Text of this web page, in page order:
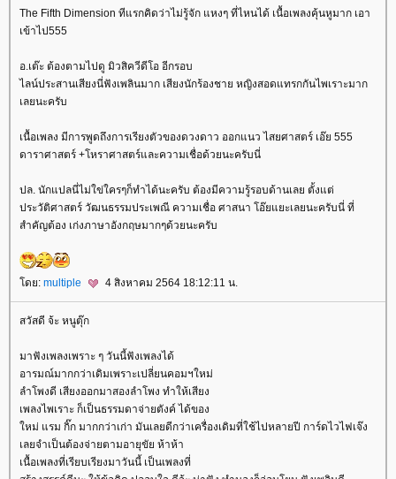
The Fifth Dimension ทีแรกคิดว่าไม่รู้จัก แหงๆ ที่ไหนได้ เนื้อเพลงคุ้นหูมาก เอา
เข้าไป555
อ.เต๊ะ ต้องตามไปดู มิวสิควีดีโอ อีกรอบ
ไลน์ประสานเสียงนี่ฟังเพลินมาก เสียงนักร้องชาย หญิงสอดแทรกกันไพเราะมาก
เลยนะครับ
เนื้อเพลง มีการพูดถึงการเรียงตัวของดวงดาว ออกแนว ไสยศาสตร์ เอ๊ย 555
ดาราศาสตร์ +โหราศาสตร์และความเชื่อด้วยนะครับนี่
ปล. นักแปลนี่ไม่ใข่ใครๆก็ทำได้นะครับ ต้องมีความรู้รอบด้านเลย ตั้งแต่
ประวัติศาสตร์ วัฒนธรรมประเพณี ความเชื่อ ศาสนา โอ๊ยแยะเลยนะครับนี่ ที่
สำคัญต้อง เก่งภาษาอังกฤษมากๆด้วยนะครับ
ดย: multiple 4 สิงหาคม 2564 18:12:11 น.
สวัสดี จ้ะ หนูตุ๊ก
มาฟังเพลงเพราะ ๆ วันนี้ฟังเพลงได้
อารมณ์มากกว่าเดิมเพราะเปลี่ยนคอมฯใหม่
ลำโพงดี เสียงออกมาสองลำโพง ทำให้เสียง
เพลงไพเราะ ก็เป็นธรรมดาจ่ายตังค์ ได้ของ
หม่ แรม กิ๊ก มากกว่าเก่า มันเลยดีกว่าเครื่องเดิมที่ใช้ไปหลายปี การ์ดไวไฟเจ๊ง
เลยจำเป็นต้องจ่ายตามอายุขัย ห้าห้า
เนื้อเพลงที่เรียบเรียงมาวันนี้ เป็นเพลงที่